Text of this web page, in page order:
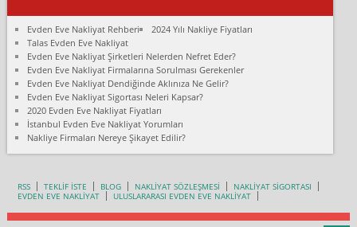
olduk. Asansörlü dediler sonra uraya asansör kurulmaz dediler
fark istediler. ortada asa...
Nimet:
Ben 2021 Ağustos ilk haftası Evimi taşıdım yani İstanbul'un bir
Mahallesi'nden bir başka Mahallesi'ne yani Ümraniye bölgesinde
oturuyorum önceleri ara...
Nimet Köse:
Merhaba ben 2021 Ağustos ilk haftası evimi Ümraniye'den Çok
Karabükden İzmir'e Karabük kardem naklyat la taşındım bir çok
Evden Eve Nakliyat Rehberi
2024 Yılı Nakliye Fiyatları
Talas Evden Eve Nakliyat
Evden Eve Nakliyat Şirketleri Nelerden Nefret Eder?
Evden Eve Nakliyat Firmalarına Sorulması Gerekenler
Evden Eve Nakliyat Dendiğinde Aklınıza Ne Gelir?
Evden Eve Nakliyat Sigortası Neleri Kapsar?
2020 Evden Eve Nakliyat Fiyatları
İstanbul Evden Eve Nakliyat Yorumları
Nakliye Firmaları Nereye Şikayet Edilir?
RSS TEKLİF İSTE BLOG NAKLİYAT SÖZLEŞMESİ
NAKLİYAT SİGORTASI
EVDEN EVE NAKLİYAT
ULUSLARARASI EVDEN EVE NAKLİYAT